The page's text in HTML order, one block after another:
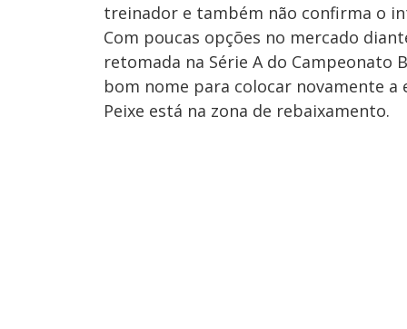
treinador e também não confirma o
Com poucas opções no mercado
retomada na Série A do Campeonato
bom nome para colocar novamente
Peixe está na zona de rebaixamento.